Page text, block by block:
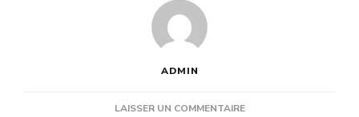
ADMIN
LAISSER UN COMMENTAIRESUR